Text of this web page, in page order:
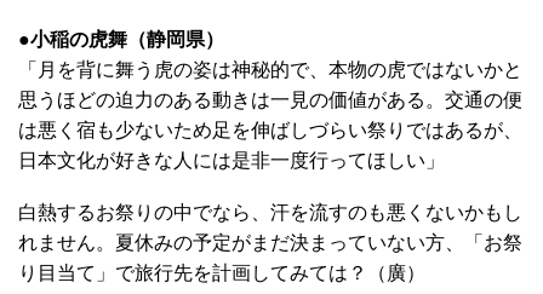
●小稲の虎舞（静岡県）
「月を背に舞う虎の姿は神秘的で、本物の虎ではないかと
思うほどの迫力のある動きは一見の価値がある。交通の便
は悪く宿も少ないため足を伸ばしづらい祭りではあるが、
日本文化が好きな人には是非一度行ってほしい」
白熱するお祭りの中でなら、汗を流すのも悪くないかもし
れません。夏休みの予定がまだ決まっていない方、「お祭
り目当て」で旅行先を計画してみては？（廣）